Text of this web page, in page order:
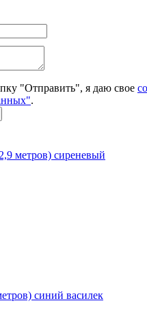
"Отправить", я даю свое
.
метров) сиреневый
синий василек